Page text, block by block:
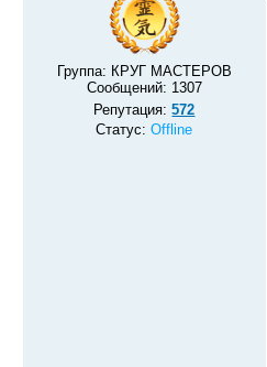
Группа: КРУГ МАСТЕРОВ
Сообщений: 1307
Репутация:572
Статус:Offline